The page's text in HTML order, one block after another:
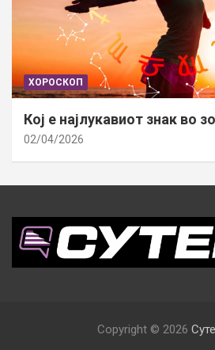
ХОРОСКОП
Кој е најлукавиот знак во
02/04/2026
Copyright © 2026